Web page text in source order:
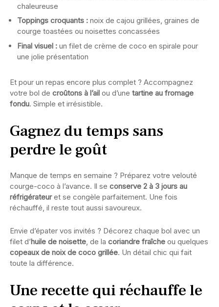
chaleureuse
Toppings croquants : noix de cajou grillées, graines de
courge toastées ou noisettes concassées
Final visuel : un filet de crème de coco en spirale pour
une jolie présentation
Et pour un repas encore plus complet ? Accompagnez
votre bol de croûtons à l’ail ou d’une tartine au fromage
fondu. Simple et irrésistible.
Gagnez du temps sans
perdre le goût
Manque de temps en semaine ? Préparez votre velouté
courge-coco à l’avance. Il se conserve 2 à 3 jours au
réfrigérateuret se congèle parfaitement. Une fois
réchauffé, il reste tout aussi savoureux.
Envie d’épater vos invités ? Décorez chaque bol avec un
filet d’huile de noisette , de la coriandre fraîche ou quelques
copeaux de noix de coco grillée. Un détail chic qui fait
toute la différence.
Une recette qui réchauffe le